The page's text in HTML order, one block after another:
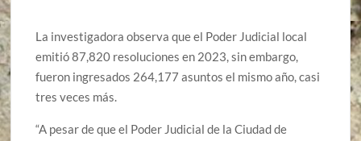
La investigadora observa que el Poder Judicial local
emitió 87,820 resoluciones en 2023, sin embargo,
fueron ingresados 264,177 asuntos el mismo año, casi
tres veces más.
“A pesar de que el Poder Judicial de la Ciudad de